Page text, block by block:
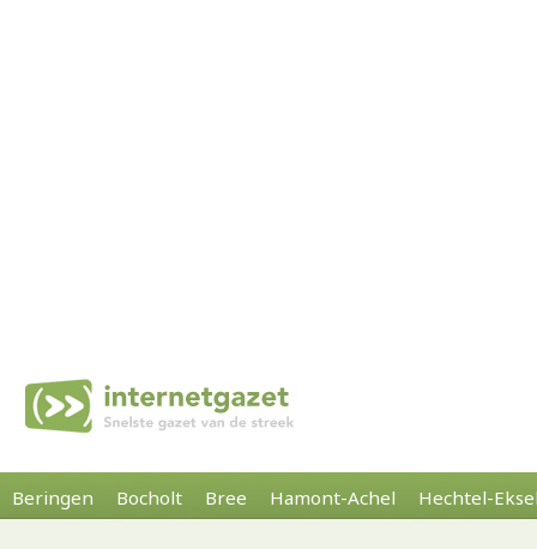
Beringen Bocholt Bree Hamont-Achel Hechtel-